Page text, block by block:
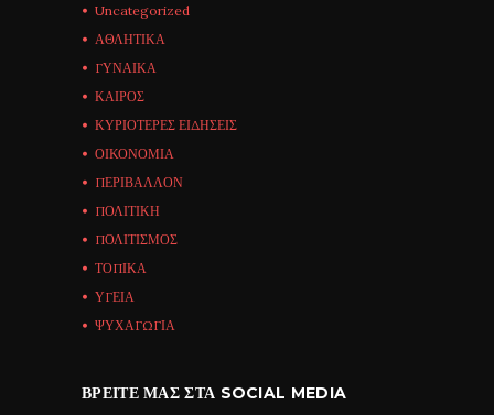
Uncategorized
ΑΘΛΗΤΙΚΑ
ΓΥΝΑΙΚΑ
ΚΑΙΡΟΣ
ΚΥΡΙΟΤΕΡΕΣ ΕΙΔΗΣΕΙΣ
ΟΙΚΟΝΟΜΙΑ
ΠΕΡΙΒΑΛΛΟΝ
ΠΟΛΙΤΙΚΗ
ΠΟΛΙΤΙΣΜΟΣ
ΤΟΠΙΚΑ
ΥΓΕΙΑ
ΨΥΧΑΓΩΓΙΑ
ΒΡΕΊΤΕ ΜΑΣ ΣΤΑ SOCIAL MEDIA